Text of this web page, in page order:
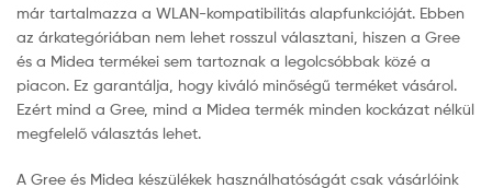
már tartalmazza a WLAN-kompatibilitás alapfunkcióját. Ebben
az árkategóriában nem lehet rosszul választani, hiszen a Gree
és a Midea termékei sem tartoznak a legolcsóbbak közé a
piacon. Ez garantálja, hogy kiváló minőségű terméket vásárol.
Ezért mind a Gree, mind a Midea termék minden kockázat nélkül
megfelelő választás lehet.
A Gree és Midea készülékek használhatóságát csak vásárlóink ​​